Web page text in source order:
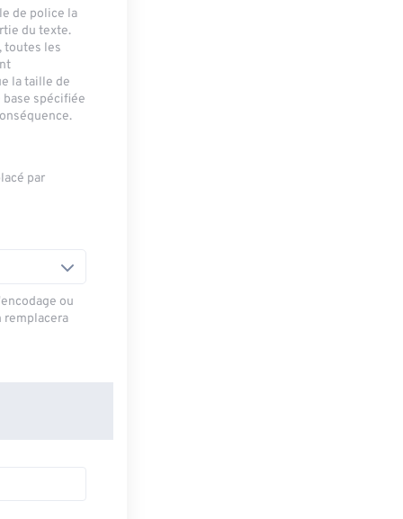
de police la
du texte.
toutes les
la taille de
spécifiée
par
ou
remplacera